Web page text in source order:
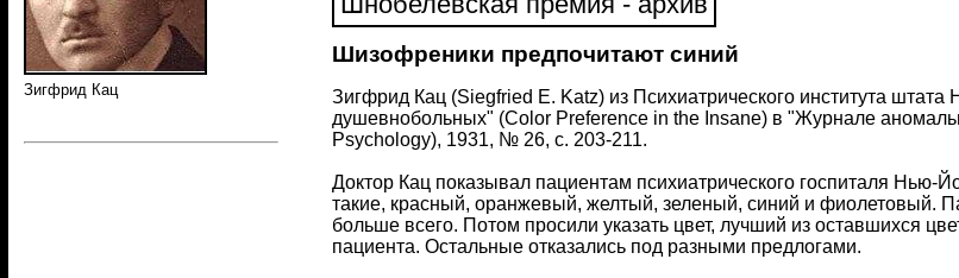
Зигфрид Кац
Шизофреники предпочитают синий
Зигфрид Кац (Siegfried E. Katz) из Психиатрического института
душевнобольных" (Color Preference in the Insane) в "Журнале
Psychology), 1931, № 26, с. 203-211.
Доктор Кац показывал пациентам психиатрического госпиталя
такие, красный, оранжевый, желтый, зеленый, синий и фиолетовый.
больше всего. Потом просили указать цвет, лучший из оставшихся
пациента. Остальные отказались под разными предлогами.